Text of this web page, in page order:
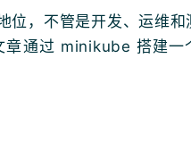
，不管是开发、运维和
通过 minikube 搭建一